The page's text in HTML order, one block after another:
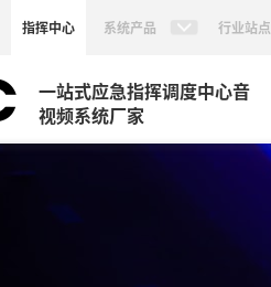
指挥中心 系统产品 行业站点
一站式应急指挥调度中心音
视频系统厂家